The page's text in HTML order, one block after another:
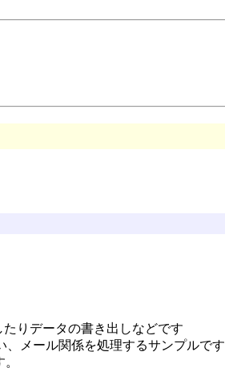
たりデータの書き出しなどです
、メール関係を処理するサンプルです